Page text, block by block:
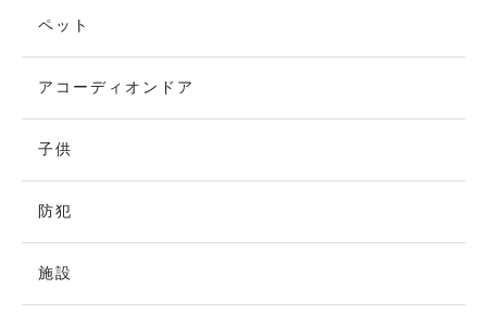
ペット
アコーディオンドア
子供
防犯
施設